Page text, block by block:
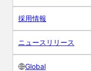
採用情報
ニュースリリース
Global